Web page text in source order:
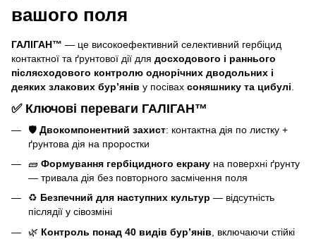
вашого поля
ГАЛІГАН™ — це високоефективний селективний гербіцид
контактної та ґрунтової дії для досходового і раннього
післясходового контролю однорічних дводольних і
деяких злакових бур’янів у посівах соняшнику та цибулі
✅ Ключові переваги ГАЛІГАН™
🛡 Двокомпонентний захист: контактна дія по листку +
ґрунтова дія на проростки
🧱 Формування гербіцидного екрану на поверхні ґрунту
— тривала дія без повторного засмічення поля
♻ Безпечний для наступних культур — відсутність
післядії у сівозміні
🌿 Контроль понад 40 видів бур’янів , включаючи стійкі